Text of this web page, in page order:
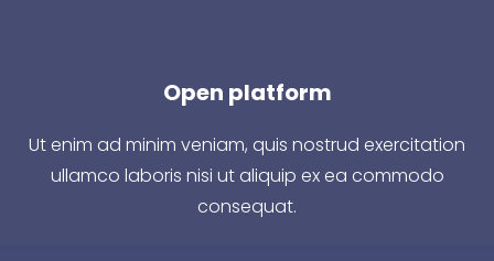
Open platform
Ut enim ad minim veniam, quis nostrud exercitation
ullamco laboris nisi ut aliquip ex ea commodo
consequat.